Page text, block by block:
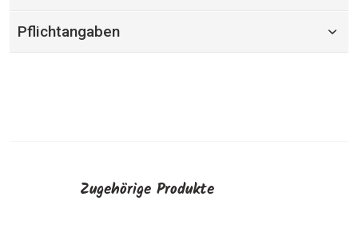
Pflichtangaben
Zugehörige Produkte